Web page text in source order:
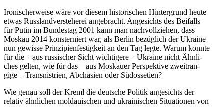
Iro­ni­scher­weise wäre vor diesem his­to­ri­schen Hin­ter­grund heute
etwas Russ­land­ver­ste­he­rei ange­bracht. Ange­sichts des Bei­falls
für Putin im Bun­des­tag 2001 kann man nach­voll­zie­hen, dass
Moskau 2014 kon­ster­niert war, als Berlin bezüg­lich der Ukraine
nun gewisse Prin­zi­pi­en­fes­tig­keit an den Tag legte. Warum konnte
für die – aus rus­si­scher Sicht wich­ti­gere – Ukraine nicht Ähn­li­
ches gelten, wie für das – aus Mos­kauer Per­spek­tive zweit­ran­
gige – Trans­nis­trien, Abcha­sien oder Südossetien?
Wie genau soll der Kreml die deut­sche Politik ange­sichts der
relativ ähn­li­chen mol­daui­schen und ukrai­ni­schen Situa­tio­nen von